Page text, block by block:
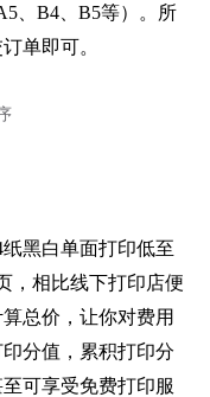
、B4、B5等）。所
单即可。
黑白单面打印低至
，相比线下打印店便
总价，让你对费用
分值，累积打印分
可享受免费打印服